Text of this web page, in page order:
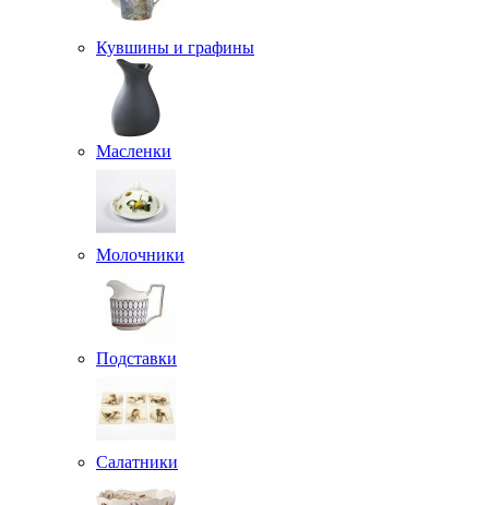
Кувшины и графины
Масленки
Молочники
Подставки
Салатники